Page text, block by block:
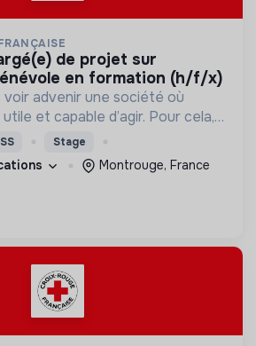
en formation (h/f/x)
voir advenir une société où
et capable d’agir. Pour cela,
moyens et des lieux
et adaptés à tous.
Stage
Montrouge, France